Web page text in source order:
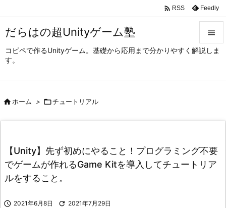
だらはの超Unityゲーム塾
コピペで作るUnityゲーム。基礎から応用まで分かりやすく解説しま
す。




検索
 RSS Feedly
ホーム > チュートリアル
【Unity】先ず初めにやること！プログラミング不要
でゲームが作れるGame Kitを導入してチュートリア
ルをすること。
 2021年6月8日  2021年7月29日